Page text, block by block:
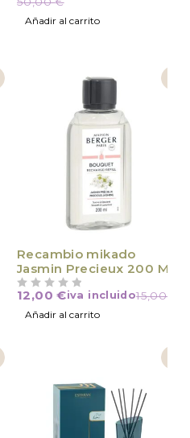
Añadir al carrito
Recambio mikado
Jasmin Precieux 200 M
15,00
12,00€iva incluido
Añadir al carrito